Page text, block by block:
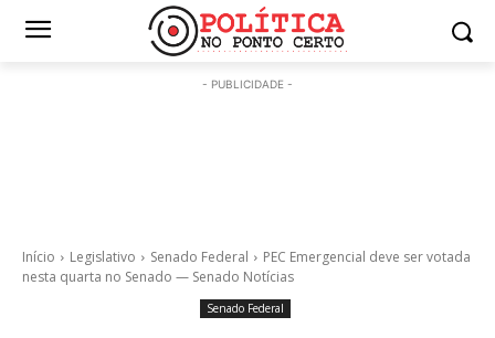
- PUBLICIDADE -
Início Legislativo Senado Federal
PEC Emergencial deve ser votada
nesta quarta no Senado — Senado Notícias
Senado Federal